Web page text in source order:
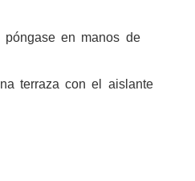
en manos de
terraza con el aislante